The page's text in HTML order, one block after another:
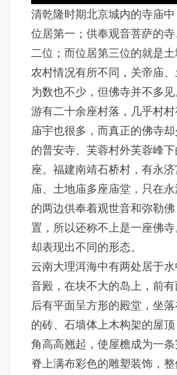
清乾隆时期北京城内的寺庙中
位居第一；供奉观音菩萨的
二位；而位居第三位的就是
农村情况有所不同，关帝庙
为数也不少，但佛寺并不多
游有二十余座村落，几乎村
庙宇也很多，而真正的佛寺
的普安寺、芙蓉村外芙蓉峰
座。福建南靖石桥村，有永
庙、土地庙多座庙堂，只在永
的两边供奉着观世音和弥勒
置，所以还称不上是一座佛
却表现出不同的形态。
云南大理洱海中有两处居于
音殿，在块不大的岛上，前有
后有平面呈方形的殿堂，坐
的砖、石墙体上木构架的屋
角高高翘起，使屋檐成为一
脊上满布彩色的雕塑装饰，